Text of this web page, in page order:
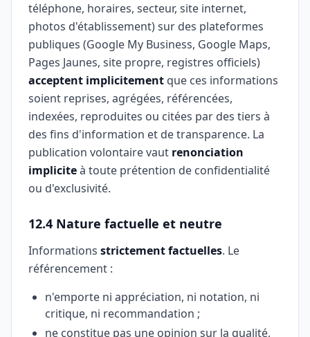
téléphone, horaires, secteur, site internet,
photos d'établissement) sur des plateformes
publiques (Google My Business, Google Maps,
Pages Jaunes, site propre, registres officiels)
acceptent implicitement que ces informations
soient reprises, agrégées, référencées,
indexées, reproduites ou citées par des tiers à
des fins d'information et de transparence. La
publication volontaire vaut renonciation
impliciteà toute prétention de confidentialité
ou d'exclusivité.
12.4 Nature factuelle et neutre
Informations strictement factuelles. Le
référencement :
n'emporte ni appréciation, ni notation, ni
critique, ni recommandation ;
ne constitue pas une opinion sur la qualité,